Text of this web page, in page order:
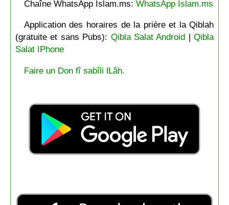
Chaîne WhatsApp Islam.ms: WhatsApp Islam.ms
Application des horaires de la prière et la Qiblah
(gratuite et sans Pubs): Qibla Salat Android |Qibla
Salat IPhone
Faire un Don fî sabîli lLâh.